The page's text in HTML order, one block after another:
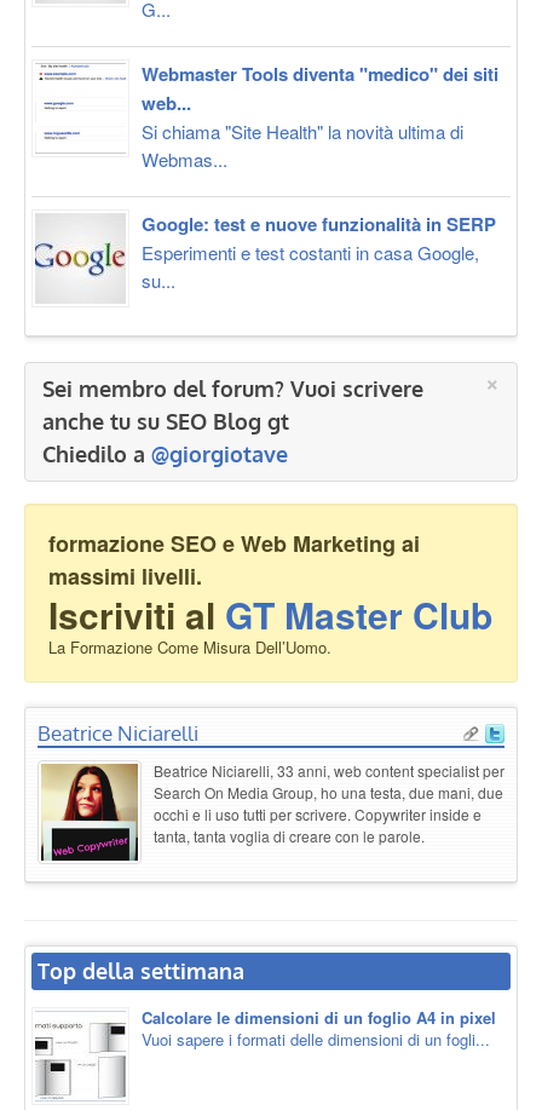
G...
Webmaster Tools diventa "medico" dei siti
web...
Si chiama "Site Health" la novità ultima di
Webmas...
Google: test e nuove funzionalità in SERP
Esperimenti e test costanti in casa Google,
su...
×
Sei membro del forum? Vuoi scrivere
anche tu su SEO Blog gt
Chiedilo a @giorgiotave
formazione SEO e Web Marketing ai
massimi livelli.
Iscriviti al GT Master Club
La Formazione Come Misura Dell’Uomo.
Beatrice Niciarelli
Beatrice Niciarelli, 33 anni, web content specialist per
Search On Media Group, ho una testa, due mani, due
occhi e li uso tutti per scrivere. Copywriter inside e
tanta, tanta voglia di creare con le parole.
Top della settimana
Calcolare le dimensioni di un foglio A4 in pixel
Vuoi sapere i formati delle dimensioni di un fogli...